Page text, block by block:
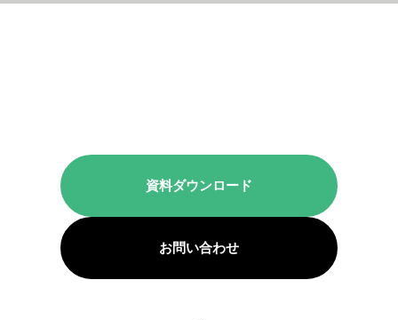
資料ダウンロード
お問い合わせ